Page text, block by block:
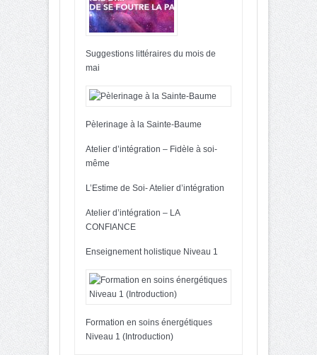
Suggestions littéraires du mois de
mai
Pèlerinage à la Sainte-Baume
Atelier d’intégration – Fidèle à soi-
même
L’Estime de Soi- Atelier d’intégration
Atelier d’intégration – LA
CONFIANCE
Enseignement holistique Niveau 1
Formation en soins énergétiques
Niveau 1 (Introduction)